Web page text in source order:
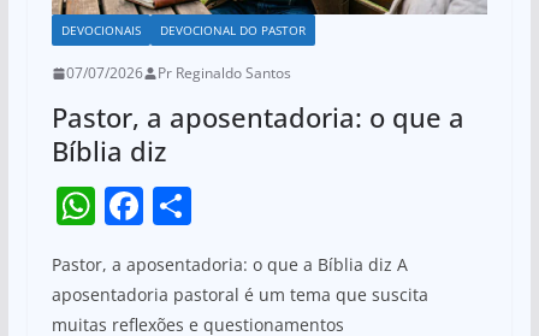
DEVOCIONAIS DEVOCIONAL DO PASTOR
07/07/2026 Pr Reginaldo Santos
Pastor, a aposentadoria: o que a
Bíblia diz
W
at
s
F
c
e
S
h
ar
e
Pastor, a aposentadoria: o que a Bíblia diz A
aposentadoria pastoral é um tema que suscita
muitas reflexões e questionamentos